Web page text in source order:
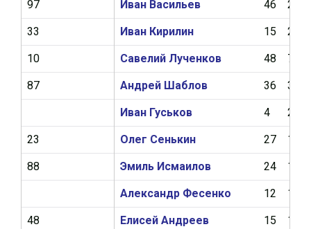
Иван Васильев 46 2
Иван Кирилин 15 2
Савелий Лученков 48 7
Андрей Шаблов 36 3
Иван Гуськов 4 2
Олег Сенькин 27 1
Эмиль Исмаилов 24 1
Александр Фесенко 12 1
Елисей Андреев 15 1
97
33
10
87
23
88
48